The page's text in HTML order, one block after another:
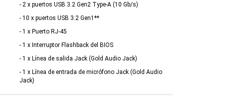
- 2 x puertos USB 3.2 Gen2 Type-A (10 Gb/s)
- 10 x puertos USB 3.2 Gen1**
- 1 x Puerto RJ-45
- 1 x Interruptor Flashback del BIOS
- 1 x Línea de salida Jack (Gold Audio Jack)
- 1 x Línea de entrada de micrófono Jack (Gold Audio
Jack)